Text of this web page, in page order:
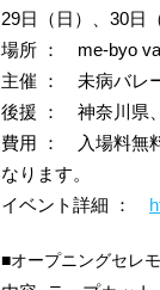
29日（日）、30日
場所 ： me-byo
主催 ： 未病バレ
後援 ： 神奈川県
費用 ： 入場料無
なります。
イベント詳細 ：
■オープニングセレ